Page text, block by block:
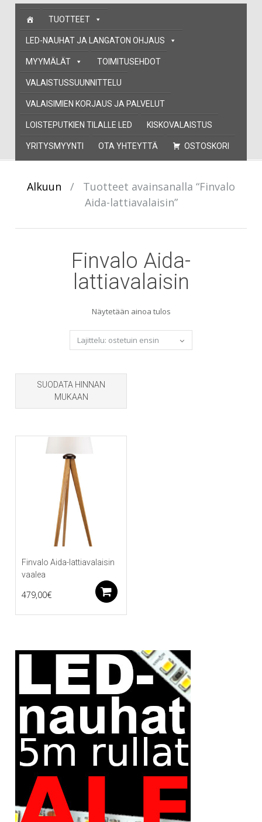
Skip
content
TUOTTEET
LED-NAUHAT JA LANGATON OHJAUS
MYYMÄLÄT TOIMITUSEHDOT
VALAISTUSSUUNNITTELU
VALAISIMIEN KORJAUS JA PALVELUT
LOISTEPUTKIEN TILALLE LED KISKOVALAISTUS
YRITYSMYYNTI OTA YHTEYTTÄ OSTOSKORI
Alkuun /
Tuotteet avainsanalla “Finvalo
Aida-lattiavalaisin”
Finvalo Aida-
lattiavalaisin
Näytetään ainoa tulos
SUODATA HINNAN
MUKAAN
Finvalo Aida-lattiavalaisin
vaalea
479,00€